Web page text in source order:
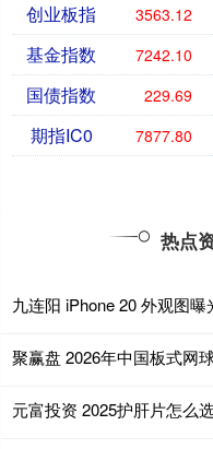
创业板指 3563.12
基金指数 7242.10
国债指数 229.69
期指IC0 7877.80
热点
九连阳 iPhone 20 外观图
聚赢盘 2026年中国板式网